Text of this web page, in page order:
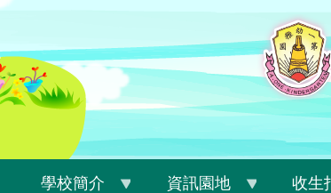
學校簡介 資訊園地 收生